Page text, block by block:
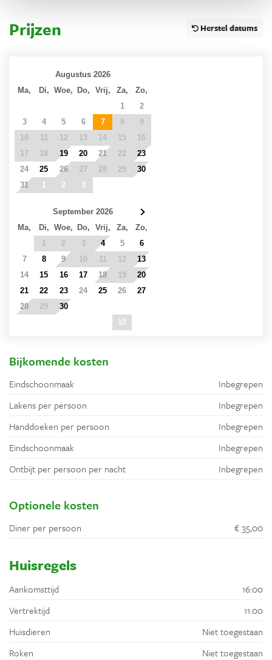
Prijzen Herstel datums
Augustus 2026
Ma,
Di, Woe, Do, Vrij, Za,
Zo,
1
2
3
4 5 6 7 8
9
10
11 12 13 14 15
16
17
18 19 20 21 22
23
24
25 26 27 28 29
30
31
1 2 3
September 2026
Ma,
Di, Woe, Do, Vrij, Za,
Zo,
1 2 3 4 5
6
7
8 9 10 11 12
13
14
15 16 17 18 19
20
21
22 23 24 25 26
27
28
29 30
10
Bijkomende kosten
Eindschoonmaak
Inbegrepen
Lakens per persoon
Inbegrepen
Handdoeken per persoon
Inbegrepen
Eindschoonmaak
Inbegrepen
Ontbijt per persoon per nacht
Inbegrepen
Optionele kosten
Diner per persoon € 35,00
Huisregels
Aankomsttijd
16:00
Vertrektijd
11:00
Huisdieren
Niet toegestaan
Roken
Niet toegestaan